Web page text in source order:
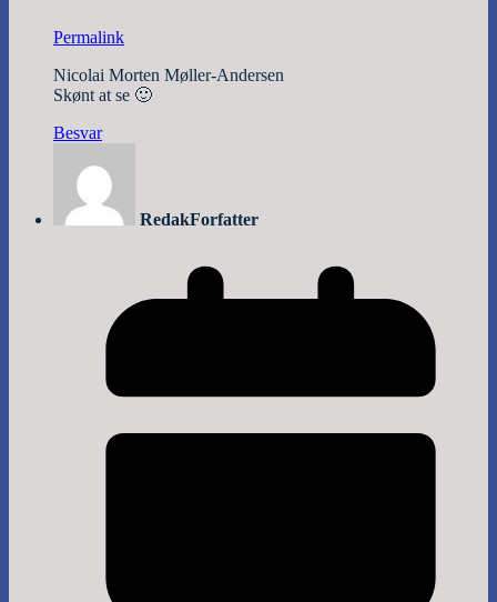
Permalink
Nicolai Morten Møller-Andersen
Skønt at se 🙂
Besvar
RedakForfatter